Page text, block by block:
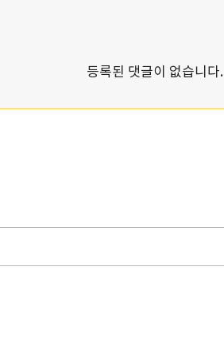
등록된 댓글이 없습니다.